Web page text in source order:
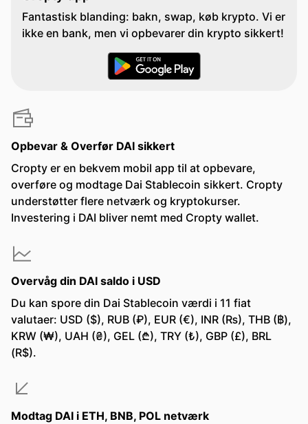
Fantastisk blanding: bakn, swap, køb krypto. Vi er
ikke en bank, men vi opbevarer din krypto sikkert!
Opbevar & Overfør DAI sikkert
Cropty er en bekvem mobil app til at opbevare,
overføre og modtage Dai Stablecoin sikkert. Cropty
understøtter flere netværk og kryptokurser.
Investering i DAI bliver nemt med Cropty wallet.
Overvåg din DAI saldo i USD
Du kan spore din Dai Stablecoin værdi i 11 fiat
valutaer: USD ($), RUB (₽), EUR (€), INR (₨), THB (฿),
KRW (₩), UAH (₴), GEL (₾), TRY (₺), GBP (£), BRL
(R$).
Modtag DAI i ETH, BNB, POL netværk